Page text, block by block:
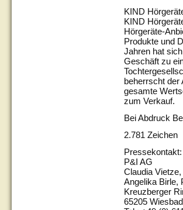
KIND
KIND
Hörgeräte-
Produkte und
Jahren hat
Geschäft zu
beherrscht der
gesamte
zum Verkauf.
Bei Abdruck
2.781 Zeichen
Pressekontakt:
P&I AG
Claudia
Angelika Birle,
Kreuzberger
65205